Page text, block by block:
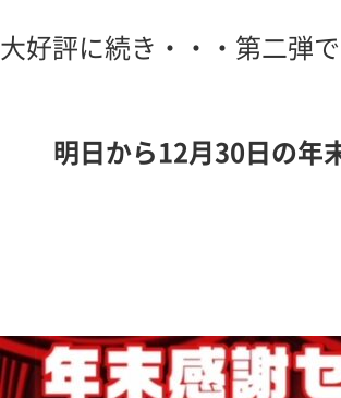
大好評に続き・・・第二弾
明日から12月30日の年